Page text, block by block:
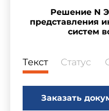
Решение N
представления
систем
Текст Статус
Заказать